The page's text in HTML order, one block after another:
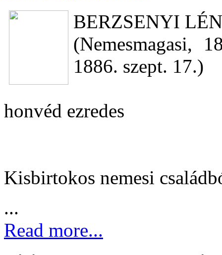
BERZSENYI
(Nemesmagasi,
1886. szept. 17.)
honvéd ezredes
Kisbirtokos nemesi
...
Read more...